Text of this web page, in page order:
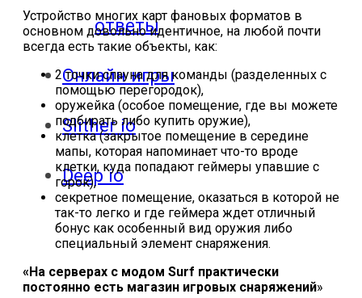
ответы
Онлайн игры
Slither io
Deep io
Устройство многих карт фановых форматов в
основном довольно идентичное, на любой почти
всегда есть такие объекты, как:
2 точки спауна для команды (разделенных с
помощью перегородок),
оружейка (особое помещение, где вы можете
подбирать либо купить оружие),
клетка (закрытое помещение в середине
мапы, которая напоминает что-то вроде
клетки, куда попадают геймеры упавшие с
горок),
секретное помещение, оказаться в которой не
так-то легко и где геймера ждет отличный
бонус как особенный вид оружия либо
специальный элемент снаряжения.
«На серверах с модом Surf практически
постоянно есть магазин игровых снаряжений»